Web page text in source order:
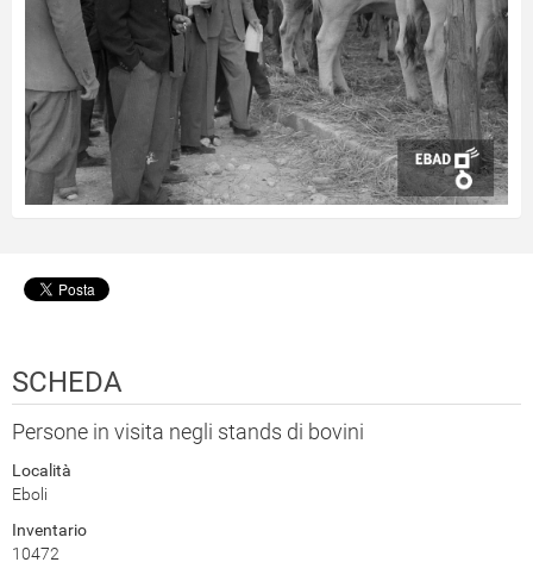
SCHEDA
Persone in visita negli stands di bovini
Località
Eboli
Inventario
10472